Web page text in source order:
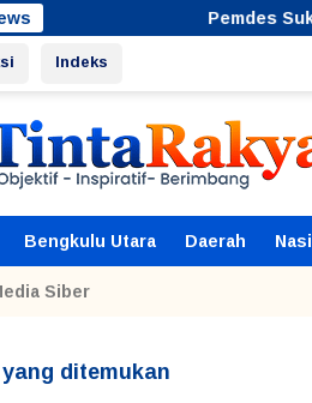
Pemdes Suka
Indeks
Bengkulu Utara Daerah
Siber
ditemukan